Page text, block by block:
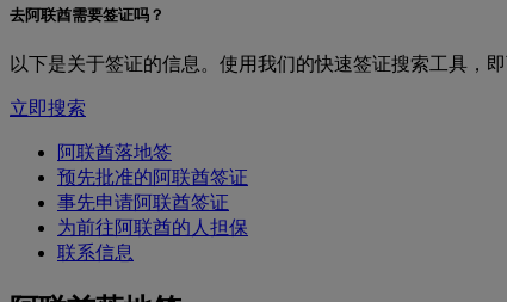
去阿联酋需要签证吗？
以下是关于签证的信息。使用我们的快速签证搜索工具，
立即搜索
阿联酋落地签
预先批准的阿联酋签证
事先申请阿联酋签证
为前往阿联酋的人担保
联系信息